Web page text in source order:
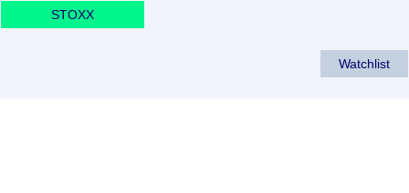
STOXX
Watchlist